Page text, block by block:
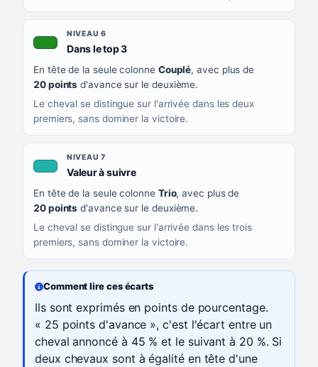
NIVEAU 6
Dans le top 3, couleur verte
En tête de la seule colonne Couplé, avec plus de
20 points d'avance sur le deuxième.
Le cheval se distingue sur l'arrivée dans les deux
premiers, sans dominer la victoire.
NIVEAU 7
Valeur à suivre, couleur turquoise
En tête de la seule colonne Trio, avec plus de
20 points d'avance sur le deuxième.
Le cheval se distingue sur l'arrivée dans les trois
premiers, sans dominer la victoire.
Comment lire ces écarts
Ils sont exprimés en points de pourcentage.
« 25 points d'avance », c'est l'écart entre un
cheval annoncé à 45 % et le suivant à 20 %. Si
deux chevaux sont à égalité en tête d'une